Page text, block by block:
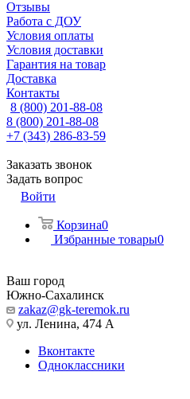
Отзывы
Работа с ДОУ
Условия оплаты
Условия доставки
Гарантия на товар
Доставка
Контакты
8 (800) 201-88-08
8 (800) 201-88-08
+7 (343) 286-83-59
Заказать звонок
Задать вопрос
Войти
Корзина0
Избранные товары0
Ваш город
Южно-Сахалинск
zakaz@gk-teremok.ru
ул. Ленина, 474 А
Вконтакте
Одноклассники